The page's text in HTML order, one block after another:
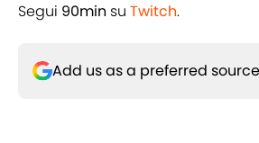
Segui 90min su Twitch.
Add us as a preferred